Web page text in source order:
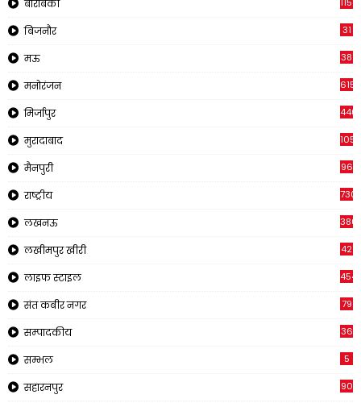
बाराबंकी 1150
बिजनौर 31
मऊ 38
मनोरंजन 615
मिर्जापुर 440
मुरादाबाद 1056
मैनपुरी 96
राष्ट्रीय
लखनऊ
लखीमपुर खीरी 42
लाइफ स्टाइल 454
संत कबीर नगर 79
सम्पादकीय 36
सम्भल 5
सहारनपुर 90